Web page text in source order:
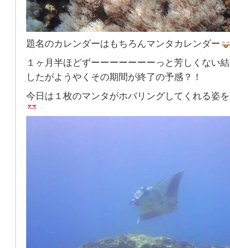
題名のカレンダーはもちろんマンタカレンダー
１ヶ月半ほどずーーーーーーーっと芳しくない
したがようやくその期間が終了の予感？！
今日は１枚のマンタがホバリングしてくれる姿